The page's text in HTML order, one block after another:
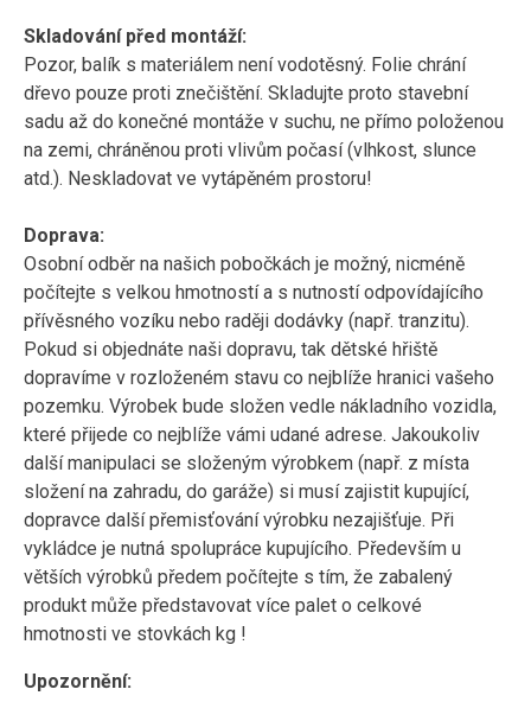
Skladování před montáží:
Pozor, balík s materiálem není vodotěsný. Folie chrání
dřevo pouze proti znečištění. Skladujte proto stavební
sadu až do konečné montáže v suchu, ne přímo položenou
na zemi, chráněnou proti vlivům počasí (vlhkost, slunce
atd.). Neskladovat ve vytápěném prostoru!
Doprava:
Osobní odběr na našich pobočkách je možný, nicméně
počítejte s velkou hmotností a s nutností odpovídajícího
přívěsného vozíku nebo raději dodávky (např. tranzitu).
Pokud si objednáte naši dopravu, tak dětské hřiště
dopravíme v rozloženém stavu co nejblíže hranici vašeho
pozemku. Výrobek bude složen vedle nákladního vozidla,
které přijede co nejblíže vámi udané adrese. Jakoukoliv
další manipulaci se složeným výrobkem (např. z místa
složení na zahradu, do garáže) si musí zajistit kupující,
dopravce další přemisťování výrobku nezajišťuje. Při
vykládce je nutná spolupráce kupujícího. Především u
větších výrobků předem počítejte s tím, že zabalený
produkt může představovat více palet o celkové
hmotnosti ve stovkách kg !
Upozornění: